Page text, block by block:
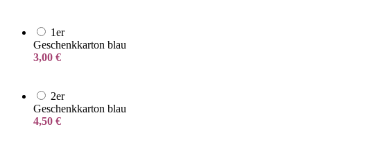
1er
Geschenkkarton blau
3,00 €
2er
Geschenkkarton blau
4,50 €